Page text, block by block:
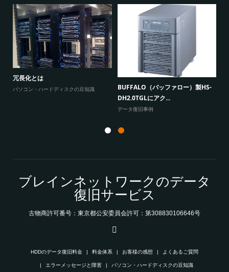
Windows10だけが、共有フォルダ
にアクセスできない原因...
よくあるご質問
ノートパソコン「発火事故」の原因
とデータ復旧
エラーメッセージと障害
ブレインネットワークのデータ
復旧サービス
古物商許可番号：東京都公安委員会許可：第308830106646号
HDDのデータ復旧料金 料金体系 お客様の感想 よくあるご質問
エラーメッセージと障害 パソコン・ハードディスクの豆知識